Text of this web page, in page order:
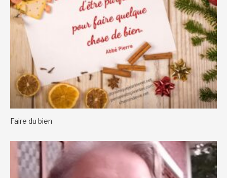
Faire du bien